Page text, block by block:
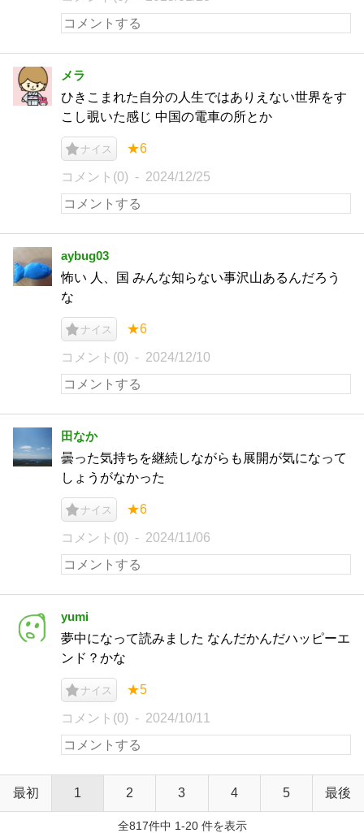
メラ
ひきこまれた自分の人生ではありえない世界をす
こし覗いた感じ 中国の電車の所とか
ナイス ★6
コメント(0) 2024/12/25
aybug03
怖い 人、国 みんな知らない事沢山あるんだろう
な
ナイス ★6
コメント(0) 2024/12/10
田なか
曇った気持ちを継続しながらも展開が気になって
しょうがなかった
ナイス ★6
コメント(0) 2024/11/06
yumi
夢中になって読みました なんだかんだハッピーエ
ンド？かな
ナイス ★5
コメント(0) 2024/10/11
最初 1 2 3 4 5 最後
全817件中 1-20 件を表示